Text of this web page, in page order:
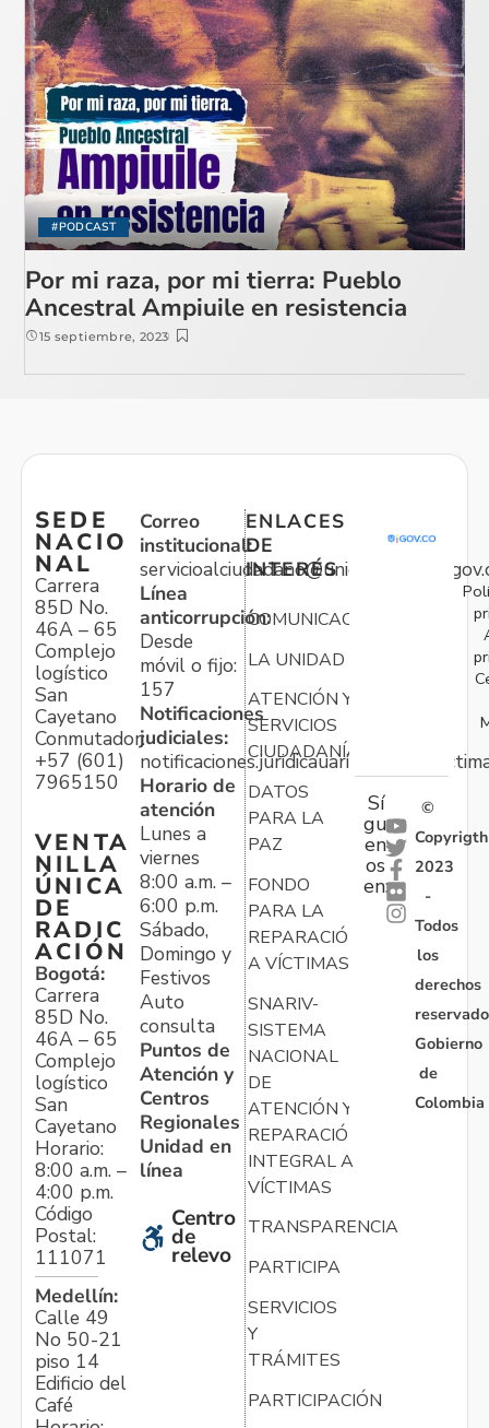
#PODCAST
Por mi raza, por mi tierra: Pueblo
Ancestral Ampiuile en resistencia
15 septiembre, 2023
SEDE
NACIO
NAL
Carrera
85D No.
46A – 65
Complejo
logístico
San
Cayetano
Conmutador:
+57 (601)
7965150
VENTA
NILLA
ÚNICA
DE
RADIC
ACIÓN
Bogotá:
Carrera
85D No.
46A – 65
Complejo
logístico
San
Cayetano
Horario:
8:00 a.m. –
4:00 p.m.
Código
Postal:
111071
Medellín:
Calle 49
No 50-21
piso 14
Edificio del
Café
Correo
institucional:
Línea
anticorrupción:
Desde
móvil o fijo:
157
Notificaciones
judiciales:
Horario de
atención
Lunes a
viernes
8:00 a.m. –
6:00 p.m.
Sábado,
Domingo y
Festivos
Auto
consulta
Puntos de
Atención y
Centros
Regionales
Unidad en
línea
Centro
de
relevo
ENLACES
DE
INTERÉS
COMUNICACIONES
LA UNIDAD
ATENCIÓN Y
SERVICIOS
CIUDADANÍA
DATOS
PARA LA
PAZ
FONDO
PARA LA
REPARACIÓN
A VÍCTIMAS
SNARIV-
SISTEMA
NACIONAL
DE
ATENCIÓN Y
REPARACIÓN
INTEGRAL A
VÍCTIMAS
TRANSPARENCIA
PARTICIPA
SERVICIOS
Y
TRÁMITES
PARTICIPACIÓN
Sí
gu
en
os
en:
©
Copyrigth
2023
-
Todos
los
derechos
Gobierno
de
Colombia